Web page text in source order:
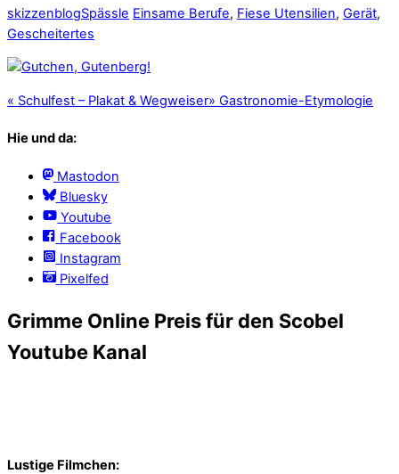
skizzenblogSpässle Einsame Berufe, Fiese Utensilien, Gerät,
Gescheitertes
« Schulfest – Plakat & Wegweiser» Gastronomie-Etymologie
Hie und da:
Mastodon
Bluesky
Youtube
Facebook
Instagram
Pixelfed
Grimme Online Preis für den Scobel
Youtube Kanal
Lustige Filmchen: